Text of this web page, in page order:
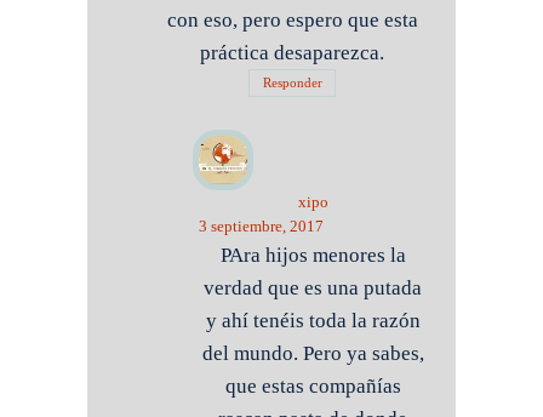
con eso, pero espero que esta
práctica desaparezca.
Responder
xipo
3 septiembre, 2017
PAra hijos menores la
verdad que es una putada
y ahí tenéis toda la razón
del mundo. Pero ya sabes,
que estas compañías